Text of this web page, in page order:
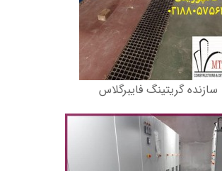
سازنده گریتینگ فایبرگلاس